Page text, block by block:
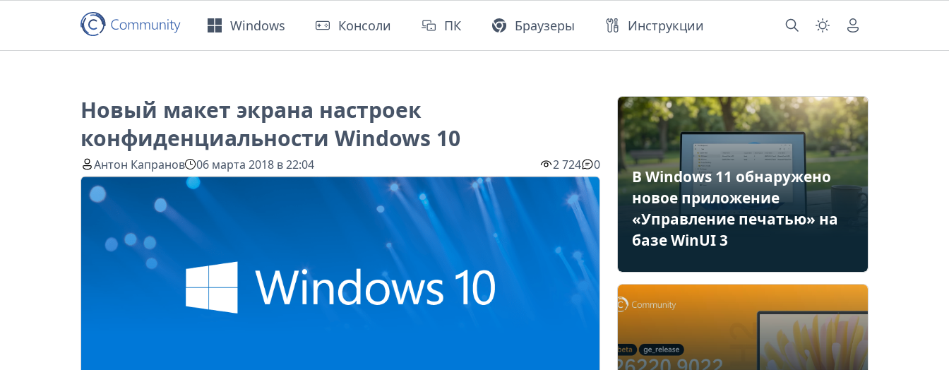
Windows Консоли ПК Браузеры Инструкции
Новый макет экрана настроек
конфиденциальности Windows 10
Антон Капранов 06 марта 2018 в 22:04 2 724 0
В Windows 11 обнаружено
новое приложение
«Управление печатью» на
базе WinUI 3